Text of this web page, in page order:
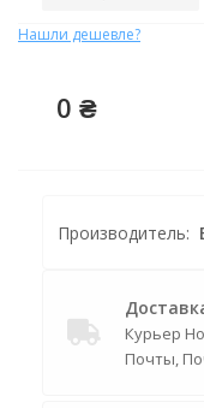
Нашли дешевле?
0 ₴
Производитель:
Курьер
Почты,